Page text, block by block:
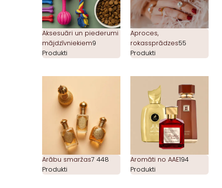
Aksesuāri un piederumi
mājdzīvniekiem9
Produkti
Aproces,
rokassprādzes55
Produkti
Arābu smaržas7 448
Produkti
Aromāti no AAE194
Produkti